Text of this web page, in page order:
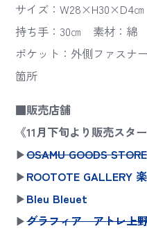
サイズ：W28×H30×D4㎝
持ち手：30㎝ 素材：綿
ポケット：外側ファスナ
箇所
■販売店舗
《11月下旬より販売スタ
▶OSAMU GOODS STORE
▶ROOTOTE GALLERY
▶Bleu Bleuet
▶グラフィア アトレ上